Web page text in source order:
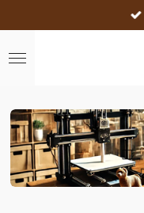
direct
naar
de